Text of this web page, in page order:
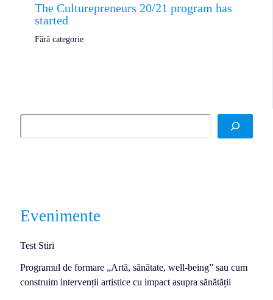
The Culturepreneurs 20/21 program has
started
Fără categorie
Evenimente
Test Stiri
Programul de formare „Artă, sănătate, well-being” sau cum
construim intervenții artistice cu impact asupra sănătății